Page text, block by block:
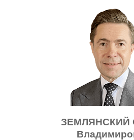
ЗЕМЛЯНСКИЙ